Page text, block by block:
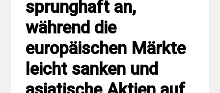
sprunghaft an,
während die
europäischen Märkte
leicht sanken und